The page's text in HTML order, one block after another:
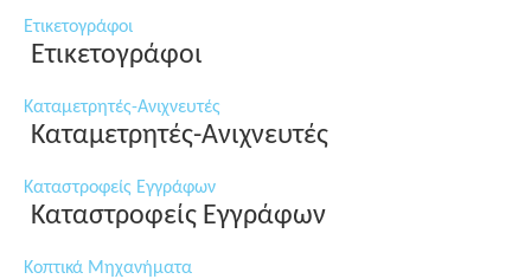
Ετικετογράφοι
Ετικετογράφοι
Καταμετρητές-Ανιχνευτές
Καταμετρητές-Ανιχνευτές
Καταστροφείς Εγγράφων
Καταστροφείς Εγγράφων
Κοπτικά Μηχανήματα